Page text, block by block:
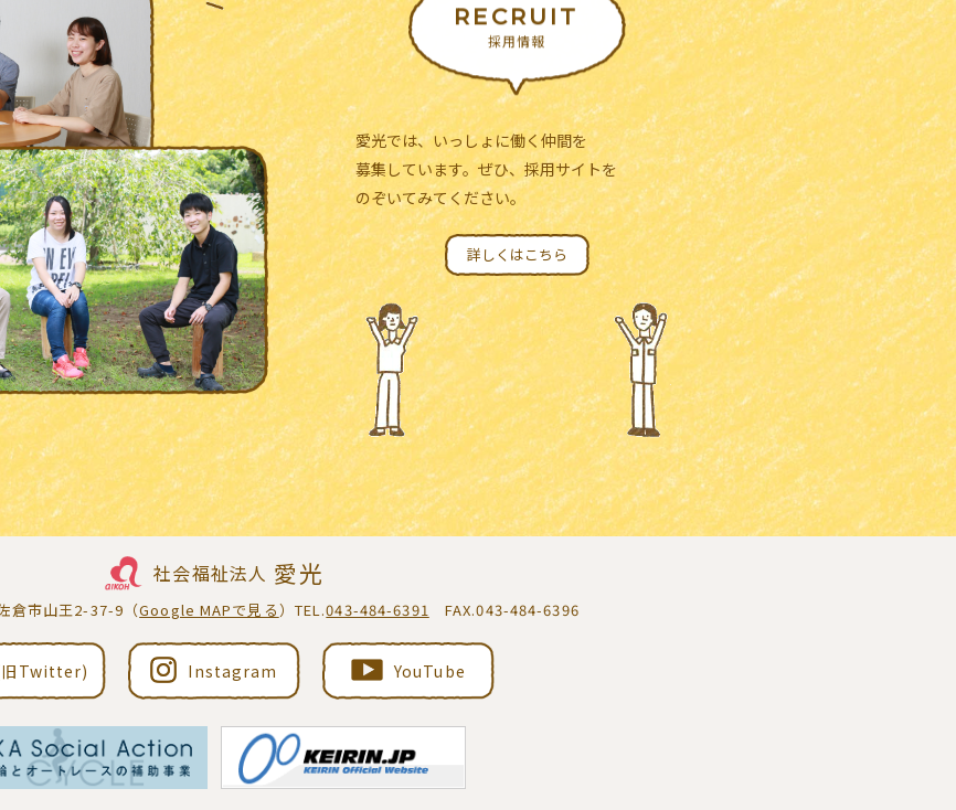
RECRUIT
採用情報
愛光では、いっしょに働く仲間を
募集しています。ぜひ、採用サイトを
のぞいてみてください。
詳しくはこちら
社会福祉法人 愛光
倉市山王2-37-9（Google MAPで見る）TEL.043-484-6391 FAX.043-484-6396
旧Twitter) Instagram YouTube